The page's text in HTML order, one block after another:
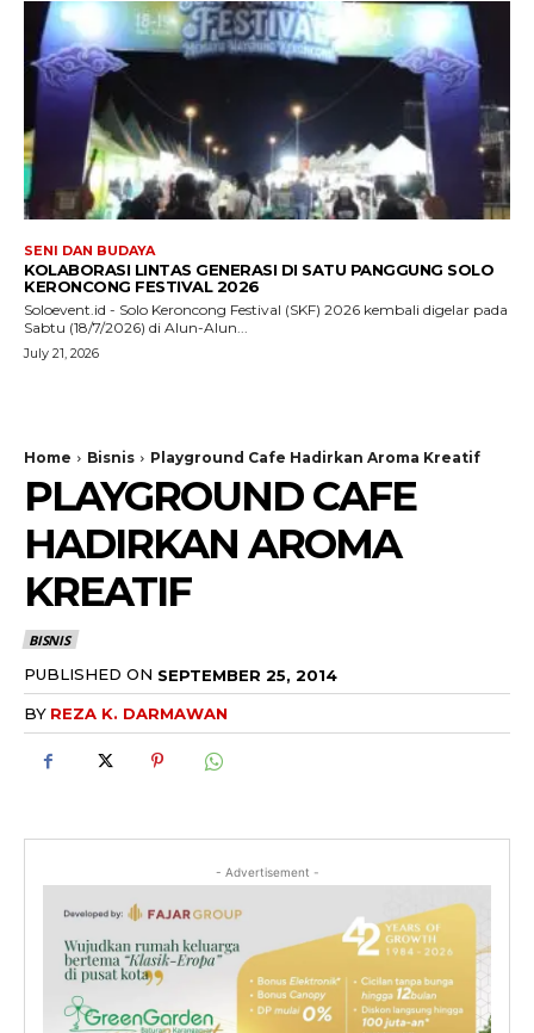
SENI DAN BUDAYA
KOLABORASI LINTAS GENERASI DI SATU PANGGUNG SOLO
KERONCONG FESTIVAL 2026
Soloevent.id - Solo Keroncong Festival (SKF) 2026 kembali digelar pada
Sabtu (18/7/2026) di Alun-Alun...
July 21, 2026